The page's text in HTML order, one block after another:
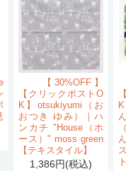
【30%OFF】
【クリックポストO
K】otsukiyumi（お
おつき ゆみ）｜ハ
ンカチ "House（ホ
ース）" moss green
【テキスタイル】
1,386円(税込)